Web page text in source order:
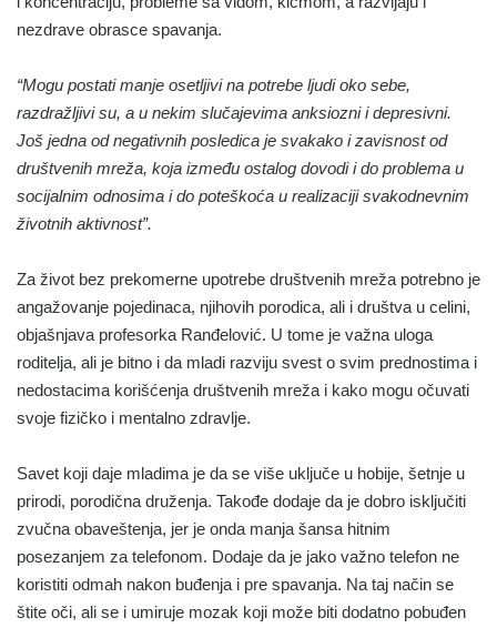
nezdrave obrasce spavanja.
“Mogu postati manje osetljivi na potrebe ljudi oko sebe,
razdražljivi su, a u nekim slučajevima anksiozni i depresivni.
Još jedna od negativnih posledica je svakako i zavisnost od
društvenih mreža, koja između ostalog dovodi i do problema u
socijalnim odnosima i do poteškoća u realizaciji svakodnevnim
životnih aktivnost”.
Za život bez prekomerne upotrebe društvenih mreža potrebno je
angažovanje pojedinaca, njihovih porodica, ali i društva u celini,
objašnjava profesorka Ranđelović. U tome je važna uloga
roditelja, ali je bitno i da mladi razviju svest o svim prednostima i
nedostacima korišćenja društvenih mreža i kako mogu očuvati
svoje fizičko i mentalno zdravlje.
Savet koji daje mladima je da se više uključe u hobije, šetnje u
prirodi, porodična druženja. Takođe dodaje da je dobro isključiti
zvučna obaveštenja, jer je onda manja šansa hitnim
posezanjem za telefonom. Dodaje da je jako važno telefon ne
koristiti odmah nakon buđenja i pre spavanja. Na taj način se
štite oči, ali se i umiruje mozak koji može biti dodatno pobuđen